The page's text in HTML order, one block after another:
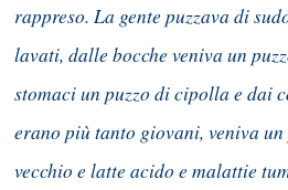
rappreso. La gente puzzava di
lavati, dalle bocche veniva un
stomaci un puzzo di cipolla e dai
erano più tanto giovani, veniva
vecchio e latte acido e malattie